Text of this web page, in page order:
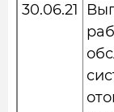
30.06.21